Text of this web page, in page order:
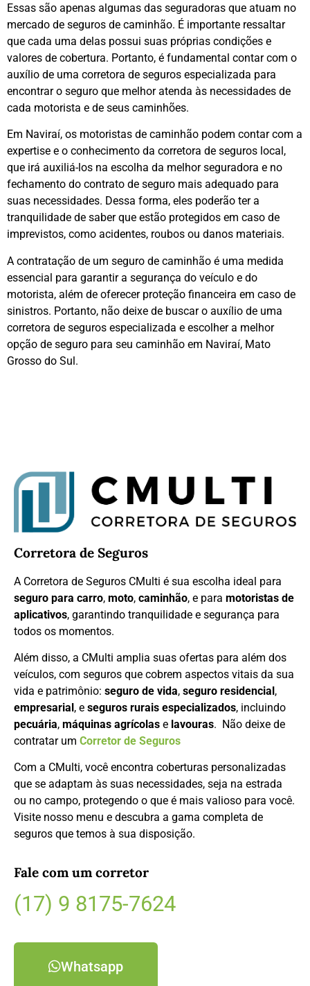
Essas são apenas algumas das seguradoras que atuam no
mercado de seguros de caminhão. É importante ressaltar
que cada uma delas possui suas próprias condições e
valores de cobertura. Portanto, é fundamental contar com o
auxílio de uma corretora de seguros especializada para
encontrar o seguro que melhor atenda às necessidades de
cada motorista e de seus caminhões.
Em Naviraí, os motoristas de caminhão podem contar com a
expertise e o conhecimento da corretora de seguros local,
que irá auxiliá-los na escolha da melhor seguradora e no
fechamento do contrato de seguro mais adequado para
suas necessidades. Dessa forma, eles poderão ter a
tranquilidade de saber que estão protegidos em caso de
imprevistos, como acidentes, roubos ou danos materiais.
A contratação de um seguro de caminhão é uma medida
essencial para garantir a segurança do veículo e do
motorista, além de oferecer proteção financeira em caso de
sinistros. Portanto, não deixe de buscar o auxílio de uma
corretora de seguros especializada e escolher a melhor
opção de seguro para seu caminhão em Naviraí, Mato
Grosso do Sul.
Corretora de Seguros
A Corretora de Seguros CMulti é sua escolha ideal para
seguro para carro, moto, caminhão, e para motoristas de
aplicativos, garantindo tranquilidade e segurança para
todos os momentos.
Além disso, a CMulti amplia suas ofertas para além dos
veículos, com seguros que cobrem aspectos vitais da sua
vida e patrimônio: seguro de vida, seguro residencial,
empresarial, e seguros rurais especializados, incluindo
pecuária, máquinas agrícolas e lavouras. Não deixe de
contratar um Corretor de Seguros
Com a CMulti, você encontra coberturas personalizadas
que se adaptam às suas necessidades, seja na estrada
ou no campo, protegendo o que é mais valioso para você.
Visite nosso menu e descubra a gama completa de
seguros que temos à sua disposição.
Fale com um corretor
(17) 9 8175-7624
Whatsapp